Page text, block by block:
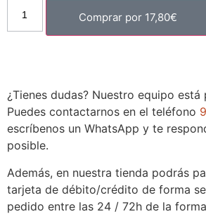
Comprar por 17,80€
¿Tienes dudas? Nuestro equipo está
Puedes contactarnos en el teléfono
escríbenos un WhatsApp y te
posible.
Además, en nuestra tienda podrás
tarjeta de débito/crédito de forma
pedido entre las 24 / 72h de la